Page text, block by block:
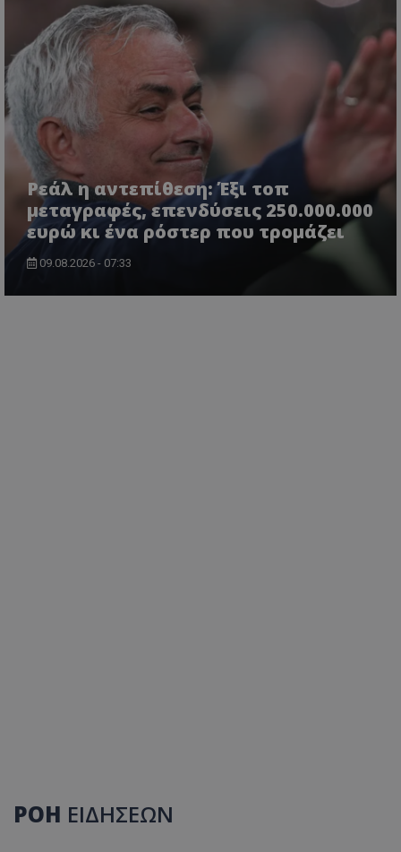
Ρεάλ η αντεπίθεση: Έξι τοπ
μεταγραφές, επενδύσεις 250.000.000
ευρώ κι ένα ρόστερ που τρομάζει
09.08.2026 - 07:33
ΡΟΗ ΕΙΔΗΣΕΩΝ